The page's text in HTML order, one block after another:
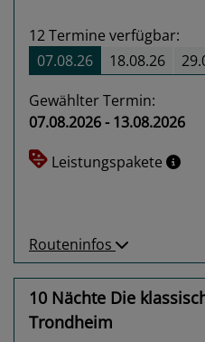
12Termine verfügbar:
07.08.26
18.08.26
Gewählter Termin:
07.08.2026 - 13.08.2026
Leistungspakete
Routeninfos
10 Nächte Die
Trondheim